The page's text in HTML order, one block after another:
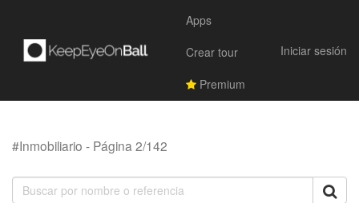
Apps
Crear tour
Premium
Iniciar sesión
#Inmobiliario - Página 2/142